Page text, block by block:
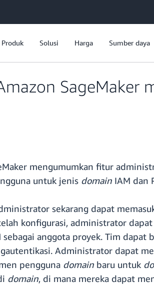
Produk Solusi Harga Sumber daya
mengumumkan fitur
untuk jenis domain IAM dan
sekarang dapat
konfigurasi, administrator
anggota proyek. Tim
Administrator dapat
pengguna domain baru untuk
domain, di mana mereka dapat